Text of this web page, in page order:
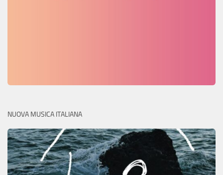
NUOVA MUSICA ITALIANA